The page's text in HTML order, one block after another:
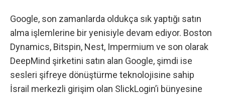
Google, son zamanlarda oldukça sık yaptığı satın
alma işlemlerine bir yenisiyle devam ediyor. Boston
Dynamics, Bitspin, Nest, Impermium ve son olarak
DeepMind şirketini satın alan Google, şimdi ise
sesleri şifreye dönüştürme teknolojisine sahip
İsrail merkezli girişim olan SlickLogin’i bünyesine